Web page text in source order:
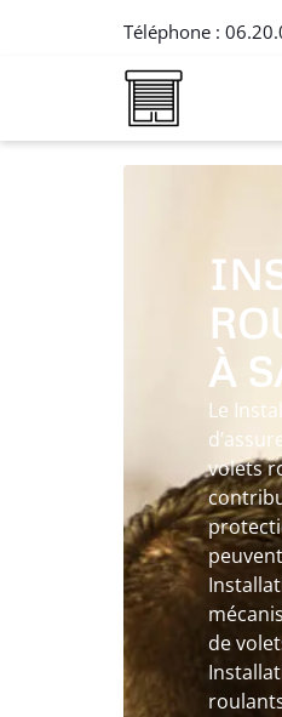
Téléphone :
À
Le
volets
de